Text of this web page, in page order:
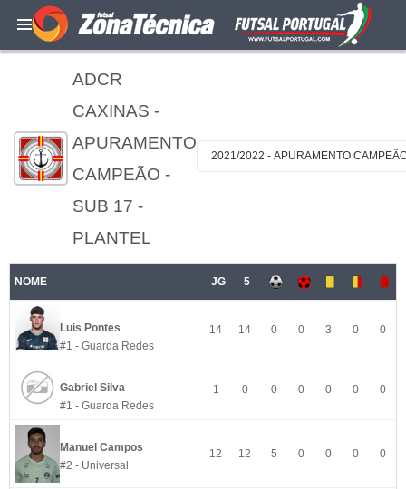
ADCR
CAXINAS -
APURAMENTO
CAMPEÃO -
SUB 17 -
PLANTEL
2021/2022 - APURAMENTO
NOME JG 5
Luis Pontes
#1 - Guarda Redes
14 14 0 0 3 0 0
Gabriel Silva
#1 - Guarda Redes
1 0 0 0 0 0 0
Manuel Campos
#2 - Universal
12 12 5 0 0 0 0